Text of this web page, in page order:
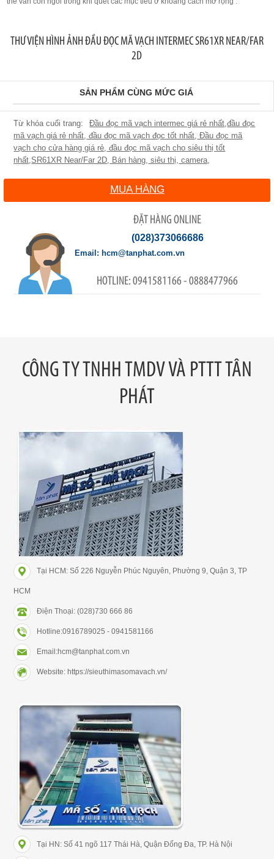
THƯ VIỆN HÌNH ẢNH ĐẦU ĐỌC MÃ VẠCH INTERMEC SR61XR NEAR/FAR
2D
SẢN PHẨM CÙNG MỨC GIÁ
Đầu đọc mã vạch intermec giá rẻ nhất,đầu đọc
mã vạch giá rẻ nhất, đầu đọc mã vạch đọc tốt nhất, Đầu đọc mã
vạch cho cửa hàng giá rẻ, đầu đọc mã vạch cho siêu thị tốt
nhất,SR61XR Near/Far 2D, Bán hàng, siêu thị, camera,
MUA HÀNG
ĐẶT HÀNG ONLINE
(028)373066686
0941581166 - 0888477966
hcm@tanphat.com.vn
CÔNG TY TNHH TMDV VÀ PTTT TÂN
PHÁT
Tại HCM: Số 226 Nguyễn Phúc Nguyên, Phường 9, Quận 3, TP
HCM
Điện Thoại: (028)730 666 86
Hotline:0916789025 - 0941581166
Email:hcm@tanphat.com.vn
Website: https://sieuthimasomavach.vn/
Tại HN: Số 41 ngõ 117 Thái Hà, Quận Đống Đa, TP. Hà Nội